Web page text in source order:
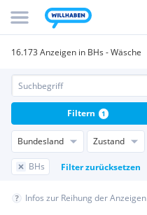
16.173 Anzeigen in BHs - Wäsche
Bundesland Zustand
BHs Filter zurücksetzen
Filtern 1
Infos zur Reihung der Anzeigen